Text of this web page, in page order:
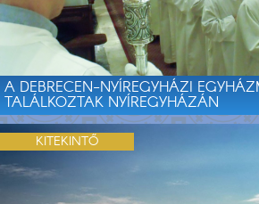
A DEBRECEN-NYÍREGYHÁZI
TALÁLKOZTAK NYÍREGYHÁZÁN
KITEKINTŐ